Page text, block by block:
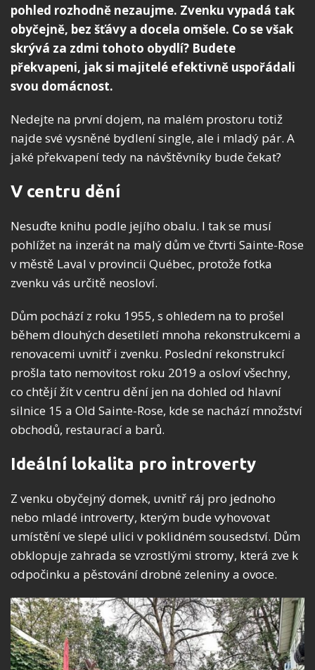
pohled rozhodně nezaujme. Zvenku vypadá tak
obyčejně, bez šťávy a docela omšele. Co se však
skrývá za zdmi tohoto obydlí? Budete
překvapeni, jak si majitelé efektivně uspořádali
svou domácnost.
Nedejte na první dojem, na malém prostoru totiž
najde své vysněné bydlení single, ale i mladý pár. A
jaké překvapení tedy na návštěvníky bude čekat?
V centru dění
Nesuďte knihu podle jejího obalu. I tak se musí
pohlížet na inzerát na malý dům ve čtvrti Sainte-Rose
v městě Laval v provincii Québec, protože fotka
zvenku vás určitě neosloví.
Dům pochází z roku 1955, s ohledem na to prošel
během dlouhých desetiletí mnoha rekonstrukcemi a
renovacemi uvnitř i zvenku. Poslední rekonstrukcí
prošla tato nemovitost roku 2019 a osloví všechny,
co chtějí žít v centru dění jen na dohled od hlavní
silnice 15 a Old Sainte-Rose, kde se nachází množství
obchodů, restaurací a barů.
Ideální lokalita pro introverty
Z venku obyčejný domek, uvnitř ráj pro jednoho
nebo mladé introverty, kterým bude vyhovovat
umístění ve slepé ulici v poklidném sousedství. Dům
obklopuje zahrada se vzrostlými stromy, která zve k
odpočinku a pěstování drobné zeleniny a ovoce.